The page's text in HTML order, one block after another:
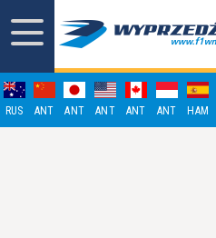
RUS ANT ANT ANT ANT ANT HAM